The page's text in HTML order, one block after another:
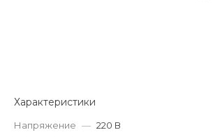
Характеристики
Напряжение — 220 В